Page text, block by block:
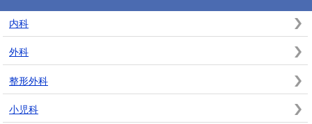
内科
外科
整形外科
小児科